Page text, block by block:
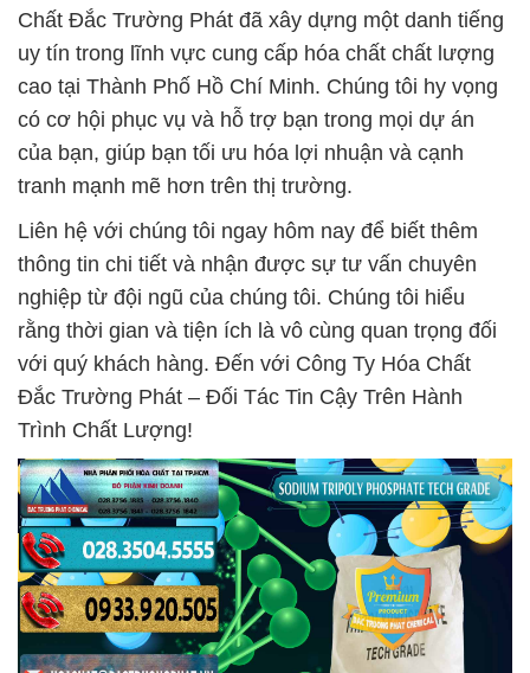
Chất Đắc Trường Phát đã xây dựng một danh tiếng
uy tín trong lĩnh vực cung cấp hóa chất chất lượng
cao tại Thành Phố Hồ Chí Minh. Chúng tôi hy vọng
có cơ hội phục vụ và hỗ trợ bạn trong mọi dự án
của bạn, giúp bạn tối ưu hóa lợi nhuận và cạnh
tranh mạnh mẽ hơn trên thị trường.
Liên hệ với chúng tôi ngay hôm nay để biết thêm
thông tin chi tiết và nhận được sự tư vấn chuyên
nghiệp từ đội ngũ của chúng tôi. Chúng tôi hiểu
rằng thời gian và tiện ích là vô cùng quan trọng đối
với quý khách hàng. Đến với Công Ty Hóa Chất
Đắc Trường Phát – Đối Tác Tin Cậy Trên Hành
Trình Chất Lượng!